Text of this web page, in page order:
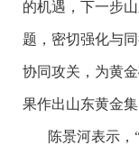
的机遇，下一步
题，密切强化与
协同攻关，为黄
果作出山东黄金集
陈景河表示，“